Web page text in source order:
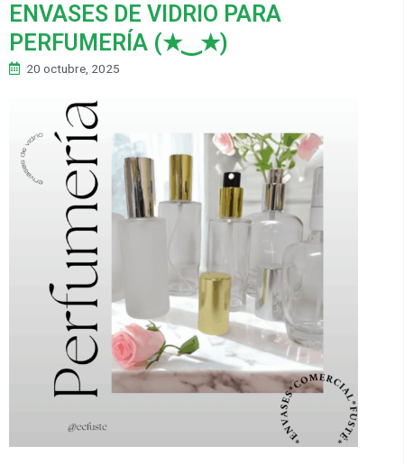
ENVASES DE VIDRIO PARA
PERFUMERÍA (★‿★)
20 octubre, 2025